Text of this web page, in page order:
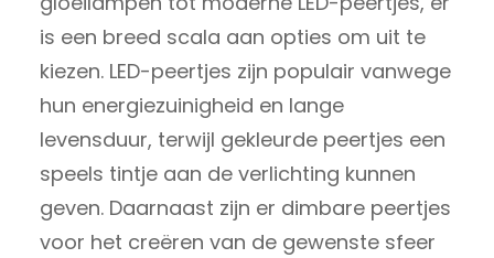
is een breed scala aan opties om uit te
kiezen. LED-peertjes zijn populair vanwege
hun energiezuinigheid en lange
levensduur, terwijl gekleurde peertjes een
speels tintje aan de verlichting kunnen
geven. Daarnaast zijn er dimbare peertjes
voor het creëren van de gewenste sfeer